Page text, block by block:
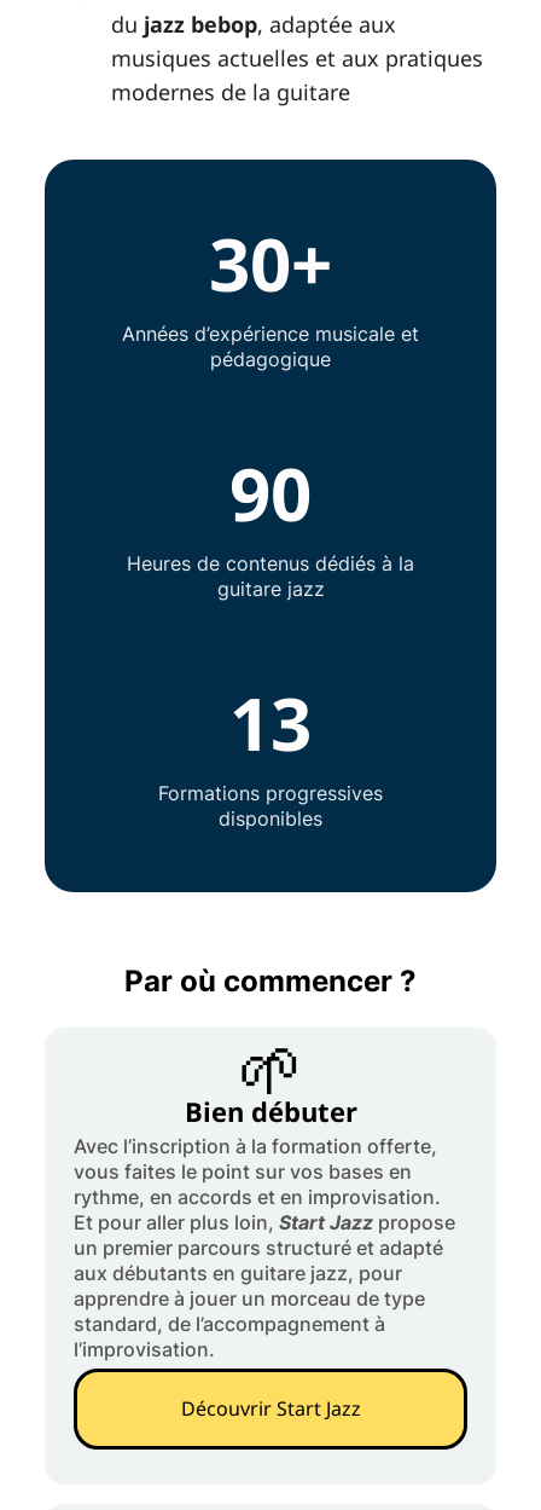
du jazz bebop, adaptée aux
musiques actuelles et aux pratiques
modernes de la guitare
30+
Années d’expérience musicale et
pédagogique
90
Heures de contenus dédiés à la
guitare jazz
13
Formations progressives
disponibles
Par où commencer ?
🌱
Bien débuter
Avec l’inscription à la formation offerte,
vous faites le point sur vos bases en
rythme, en accords et en improvisation.
Et pour aller plus loin, Start Jazz propose
un premier parcours structuré et adapté
aux débutants en guitare jazz, pour
apprendre à jouer un morceau de type
standard, de l’accompagnement à
l’improvisation.
Découvrir Start Jazz